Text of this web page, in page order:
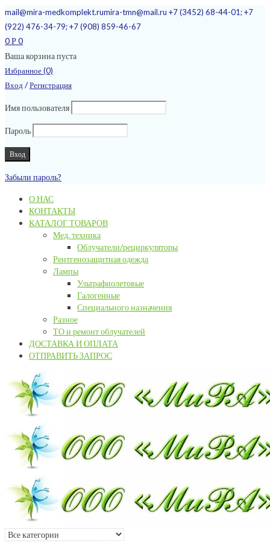
mail@mira-medkomplekt.rumira-tmn@mail.ru +7 (3452) 68-44-01; +7
(922) 476-34-79; +7 (908) 859-46-67
0 Р 0
Ваша корзина пуста
Избранное (0)
Вход /Регистрация
Имя пользователя
Пароль
Забыли пароль?
О НАС
КОНТАКТЫ
КАТАЛОГ ТОВАРОВ
Мед. техника
Облучатели/рециркуляторы
Рентгенозащитная одежда
Лампы
Ультрафиолетовые
Галогенные
Специального назначения
Разное
ТО и ремонт облучателей
ДОСТАВКА И ОПЛАТА
ОТПРАВИТЬ ЗАПРОС